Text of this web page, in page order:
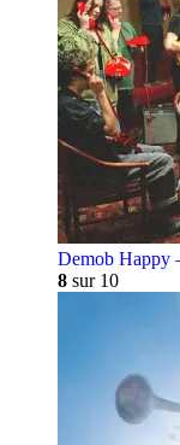
Demob Happy
8 sur 10